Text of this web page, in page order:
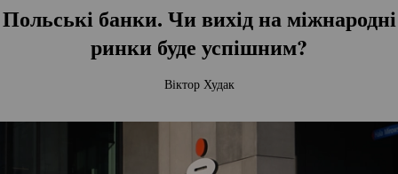
Польські банки. Чи вихід на міжнародні
ринки буде успішним?
Віктор Худак